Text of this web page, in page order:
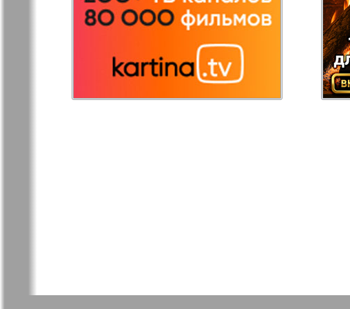
Редакция
Германия
Рейнская газета
Русская Газета Русская Мысль